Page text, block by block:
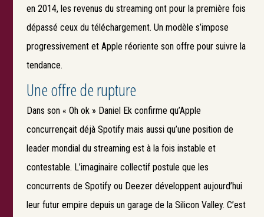
en 2014, les revenus du streaming ont pour la première fois
dépassé ceux du téléchargement. Un modèle s’impose
progressivement et Apple réoriente son offre pour suivre la
tendance.
Une offre de rupture
Dans son « Oh ok » Daniel Ek confirme qu’Apple
concurrençait déjà Spotify mais aussi qu’une position de
leader mondial du streaming est à la fois instable et
contestable. L’imaginaire collectif postule que les
concurrents de Spotify ou Deezer développent aujourd’hui
leur futur empire depuis un garage de la Silicon Valley. C’est